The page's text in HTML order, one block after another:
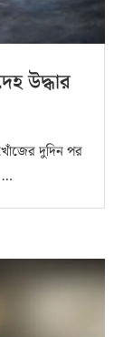
উদ্ধার
দুদিন পর
…